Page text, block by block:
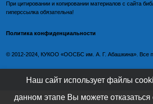
При цитировании и копировании материалов с сайта
гиперссылка обязательна!
Политика конфиденциальности
©️ 2012-2024, КУКОО «ООСБС им. А. Г. Абашкина». Все
Наш сайт использует файлы
данном этапе Вы можете